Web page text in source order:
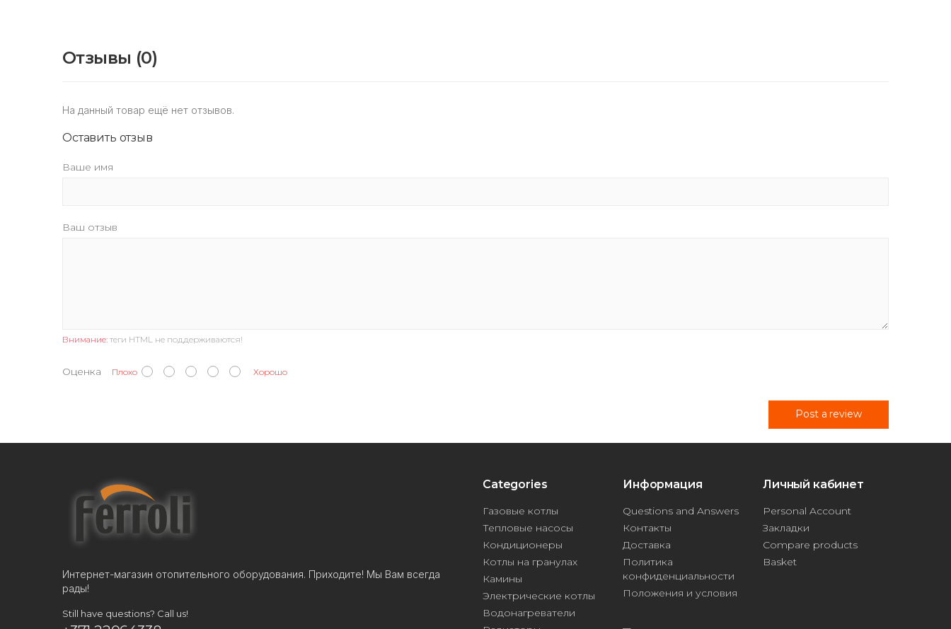
Отзывы (0)
На данный товар ещё нет отзывов.
Оставить отзыв
Ваше имя
Ваш отзыв
Внимание: теги HTML не поддерживаются!
Оценка Плохо Хорошо
Post a review
Интернет-магазин отопительного оборудования. Приходите! Мы Вам всегда
рады!
Still have questions? Call us!
Categories
Газовые котлы
Тепловые насосы
Кондиционеры
Котлы на гранулах
Камины
Электрические котлы
Водонагреватели
Информация
Questions and Answers
Контакты
Доставка
Политика
конфиденциальности
Положения и условия
Личный кабинет
Personal Account
Закладки
Compare products
Basket